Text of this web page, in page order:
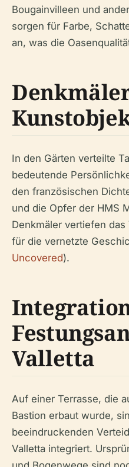
Bougainvilleen und
sorgen für Farbe,
an, was die
In den Gärten verteilte
bedeutende
den französischen
und die Opfer der HMS
Denkmäler vertiefen
für die vernetzte
Uncovered).
Valletta
Auf einer Terrasse, die
Bastion erbaut wurde,
beeindruckenden
Valletta integriert.